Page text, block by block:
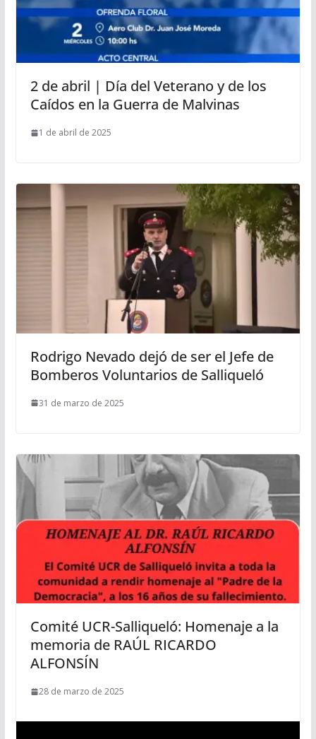
2 de abril | Día del Veterano y de los
Caídos en la Guerra de Malvinas
1 de abril de 2025
Rodrigo Nevado dejó de ser el Jefe de
Bomberos Voluntarios de Salliqueló
31 de marzo de 2025
Comité UCR-Salliqueló: Homenaje a la
memoria de RAÚL RICARDO
ALFONSÍN
28 de marzo de 2025